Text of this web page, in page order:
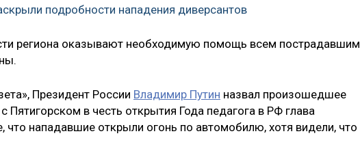
подробности нападения диверсантов
региона оказывают необходимую помощь всем пострадавшим
Президент России Владимир Путин назвал произошедшее
Пятигорском в честь открытия Года педагога в РФ глава
что нападавшие открыли огонь по автомобилю, хотя видели, что